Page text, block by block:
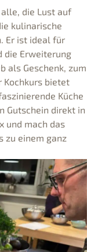
die Lust auf
kulinarische
Er ist ideal für
die Erweiterung
als Geschenk, zum
Kochkurs bietet
Küche
Gutschein direkt in
und mach das
zu einem ganz